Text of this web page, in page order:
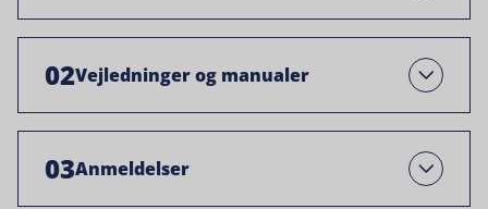
02Vejledninger og manualer Open
03Anmeldelser Open